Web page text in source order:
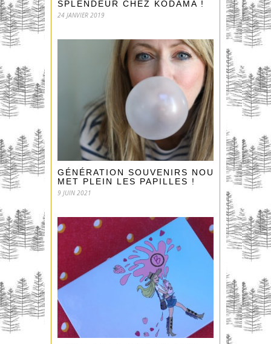
SPLENDEUR CHEZ KODAMA !
24 JANVIER 2019
GÉNÉRATION SOUVENIRS NOUS EN
MET PLEIN LES PAPILLES !
9 JUIN 2021